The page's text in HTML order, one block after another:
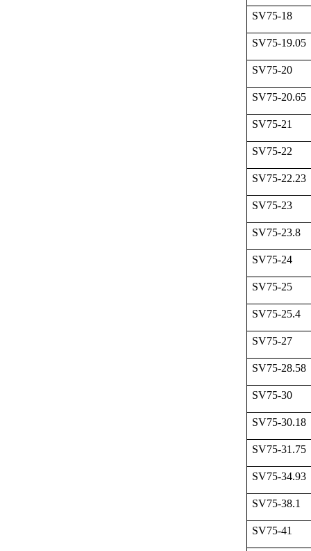
SV75-18
SV75-19.05
SV75-20
SV75-20.65
SV75-21
SV75-22
SV75-22.23
SV75-23
SV75-23.8
SV75-24
SV75-25
SV75-25.4
SV75-27
SV75-28.58
SV75-30
SV75-30.18
SV75-31.75
SV75-34.93
SV75-38.1
SV75-41